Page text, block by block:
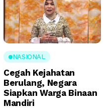
NASIONAL
Cegah Kejahatan
Berulang, Negara
Siapkan Warga Binaan
Mandiri